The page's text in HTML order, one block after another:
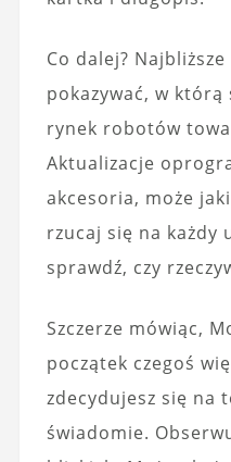
Co dalej?
pokazywać, w którą
rynek robotów
Aktualizacje
akcesoria, może
rzucaj się na każdy
sprawdź, czy
Szczerze mówiąc,
początek czegoś
zdecydujesz się na
świadomie.